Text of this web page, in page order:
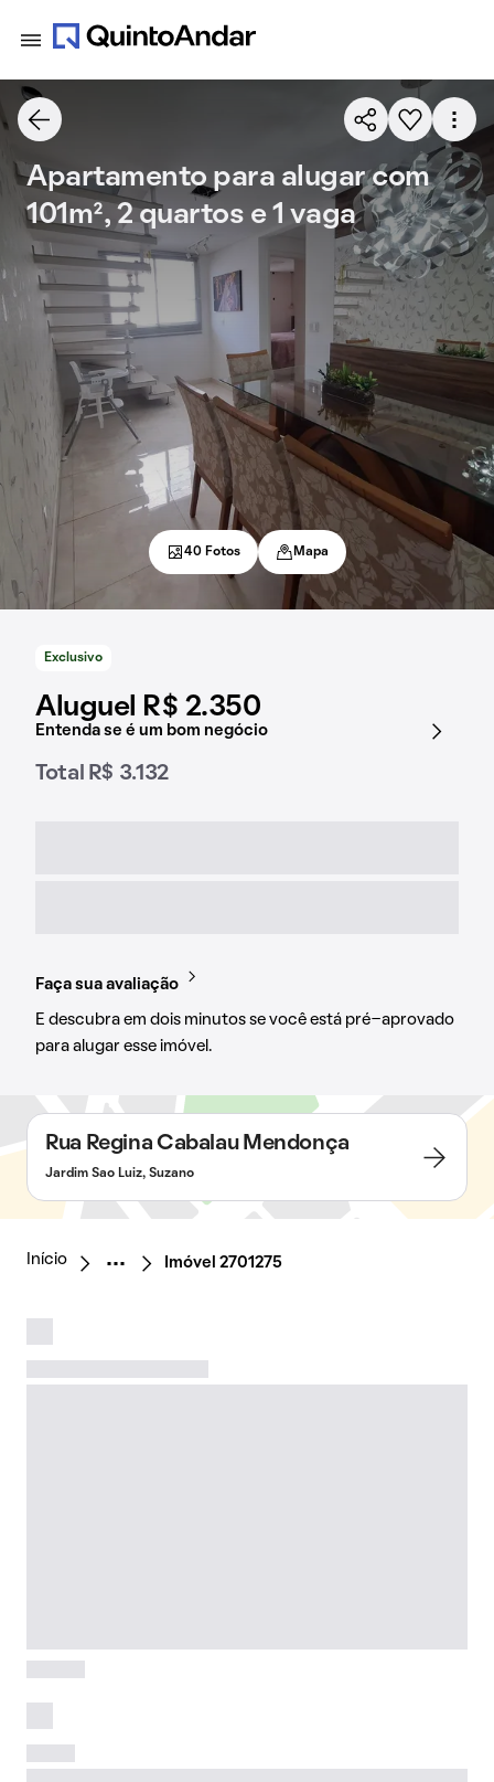
Exclusivo
Aluguel R$ 2.350
Entenda se é um bom negócio
Total R$ 3.132
Faça sua avaliação
E descubra em dois minutos se você está pré-aprovado
para alugar esse imóvel.
Apartamento para alugar com
101m², 2 quartos e 1 vaga
40 Fotos Mapa
Rua Regina Cabalau Mendonça
Jardim Sao Luiz, Suzano
Início Imóvel 2701275